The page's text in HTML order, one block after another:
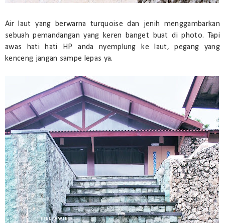
Air laut yang berwarna turquoise dan jenih menggambarkan
sebuah pemandangan yang keren banget buat di photo. Tapi
awas hati hati HP anda nyemplung ke laut, pegang yang
kenceng jangan sampe lepas ya.